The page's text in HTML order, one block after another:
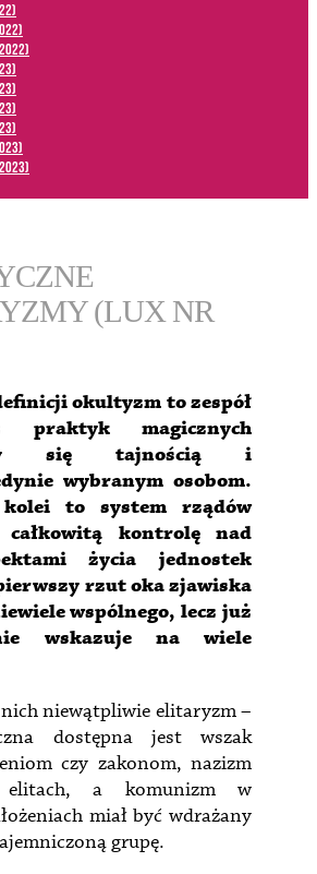
(LUX NR
okultyzm to zespół
praktyk magicznych
się tajnością i
wybranym osobom.
to system rządów
kontrolę nad
życia jednostek
rzut oka zjawiska
wspólnego, lecz już
wskazuje na wiele
niewątpliwie elitaryzm –
dostępna jest wszak
czy zakonom, nazizm
a komunizm w
miał być wdrażany
grupę.